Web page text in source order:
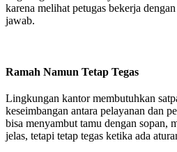
karena melihat petugas bekerja
jawab.
Ramah Namun Tetap Tegas
Lingkungan kantor membutuhkan
keseimbangan antara pelayanan dan
bisa menyambut tamu dengan sopan,
jelas, tetapi tetap tegas ketika ada